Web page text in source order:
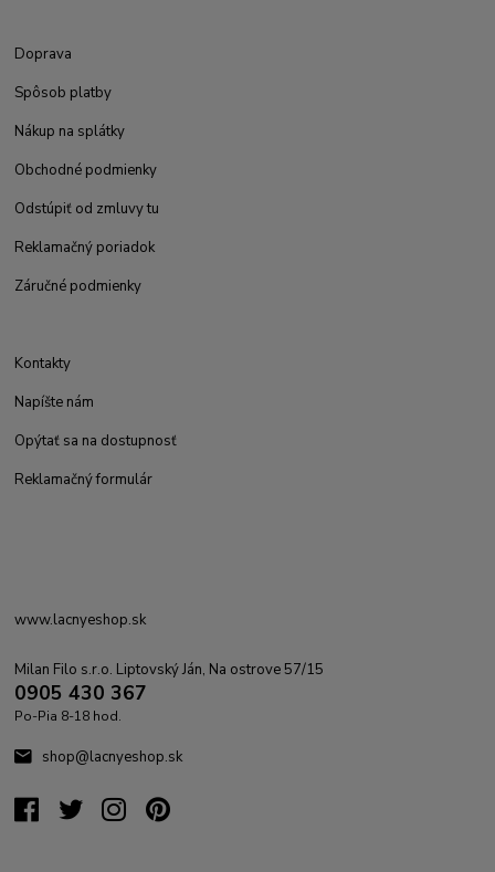
Doprava
Spôsob platby
Nákup na splátky
Obchodné podmienky
Odstúpiť od zmluvy tu
Reklamačný poriadok
Záručné podmienky
Kontakty
Napíšte nám
Opýtať sa na dostupnosť
Reklamačný formulár
www.lacnyeshop.sk
Milan Filo s.r.o. Liptovský Ján, Na ostrove 57/15
0905 430 367
Po-Pia 8-18 hod.
shop@lacnyeshop.sk